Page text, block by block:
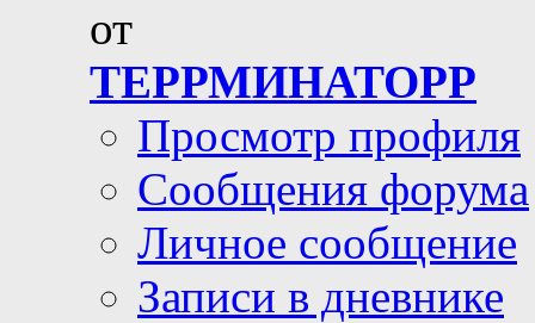
от
ТЕРРМИНАТОРР
Просмотр профиля
Сообщения форума
Личное сообщение
Записи в дневнике